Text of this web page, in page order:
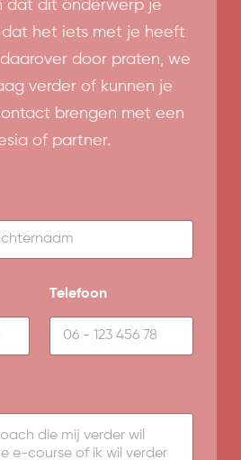
dat dit onderwerp je
het iets met je heeft
door praten, we
verder of kunnen je
brengen met een
of partner.
i
c
h
Telefoon